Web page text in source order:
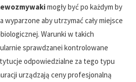
mogły być po każdym by
aby utrzymać cały miejsce
Warunki w takich
sprawdzanei kontrolowane
odpowiedzialne za tego typu
urządzają ceny profesjonalną